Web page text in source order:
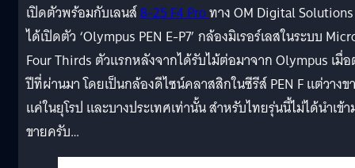
เปิดตัวพร้อมกับเลนส์8-25 F4 Proทาง OM Digital Solutions
ได้เปิดตัว ‘Olympus PEN E-P7’ กล้องมิเรอร์เลสในระบบ
Four Thirds ตัวแรกหลังจากได้รับไม้ต่อมาจาก Olympus เมื่
ปีที่ผ่านมา โดยเป็นกล้องดีไซน์คลาสสิกในซีรีส์ PEN F แต่วางข
แค่ในยุโรป และบางประเทศเท่านั้น สำหรับไทยรุ่นนี้ไม่ได้นำเข้า
ขายครับ…